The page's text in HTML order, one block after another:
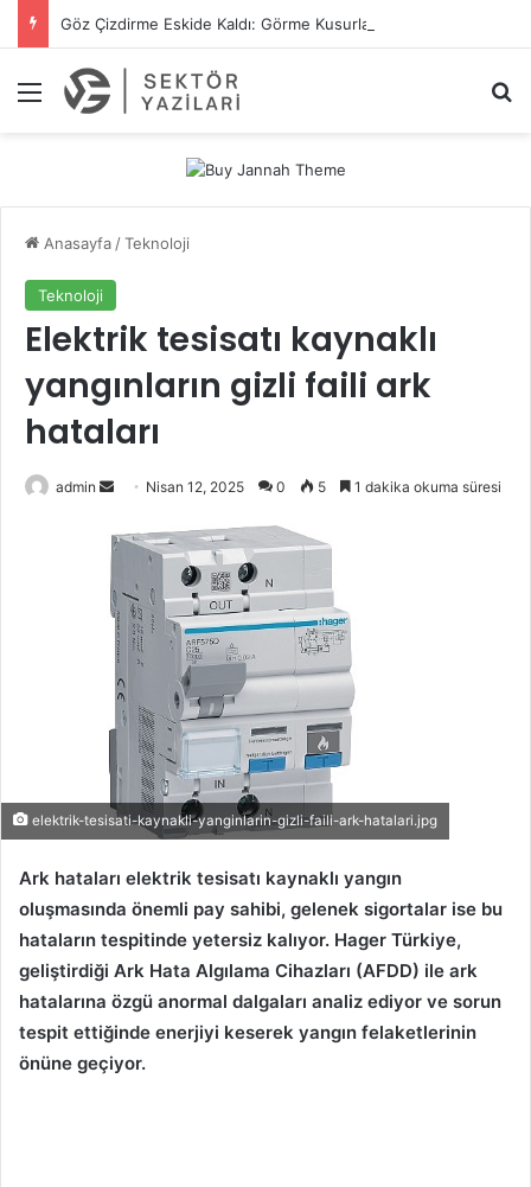
Menü
Anasayfa/Teknoloji
Teknoloji
Elektrik tesisatı kaynaklı
yangınların gizli faili ark
hataları
admin
r
-
p
o
s
g
ö
n
e
r
m
e
k
Nisan 12, 2025 0 5 1 dakika okuma süresi
elektrik-tesisati-kaynakli-yanginlarin-gizli-faili-ark-hatalari.jpg
Ark hataları elektrik tesisatı kaynaklı yangın
oluşmasında önemli pay sahibi, gelenek sigortalar ise bu
hataların tespitinde yetersiz kalıyor. Hager Türkiye,
geliştirdiği Ark Hata Algılama Cihazları (AFDD) ile ark
hatalarına özgü anormal dalgaları analiz ediyor ve sorun
tespit ettiğinde enerjiyi keserek yangın felaketlerinin
önüne geçiyor.